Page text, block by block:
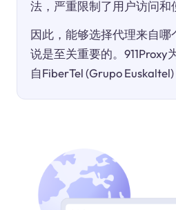
法，严重限制了用户访问和
因此，能够选择代理来自哪
说是至关重要的。911Proxy
自FiberTel (Grupo